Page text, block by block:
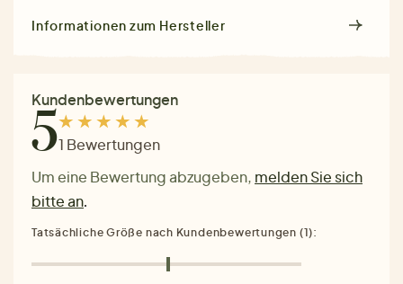
Informationen zum Hersteller
Kundenbewertungen
51 Bewertungen
Um eine Bewertung abzugeben, melden Sie sich
bitte an.
Tatsächliche Größe nach Kundenbewertungen (1):